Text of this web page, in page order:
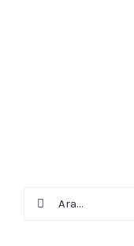
Ara: